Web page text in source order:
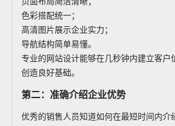
色彩搭配统一；
高清图片展示企业实力；
导航结构简单易懂。
专业的网站设计能够在几秒钟内建立客户
创造良好基础。
第二：准确介绍企业优势
优秀的销售人员知道如何在最短时间内介